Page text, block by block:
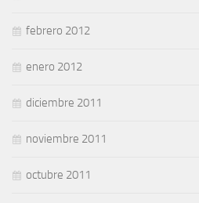
febrero 2012
enero 2012
diciembre 2011
noviembre 2011
octubre 2011